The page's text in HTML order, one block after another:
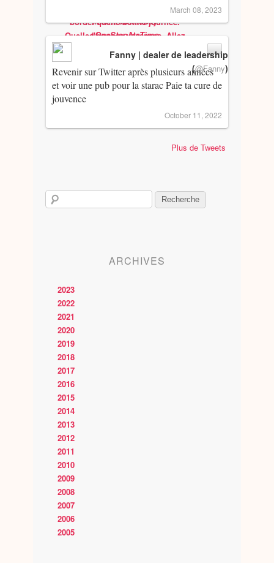
March 08, 2023
Revenir sur Twitter après plusieurs années
et voir une pub pour la starac Paie ta cure de
jouvence
Fanny | dealer de leadership
(@Fanny)
October 11, 2022
Plus de Tweets
ARCHIVES
2023
2022
2021
2020
2019
2018
2017
2016
2015
2014
2013
2012
2011
2010
2009
2008
2007
2006
2005